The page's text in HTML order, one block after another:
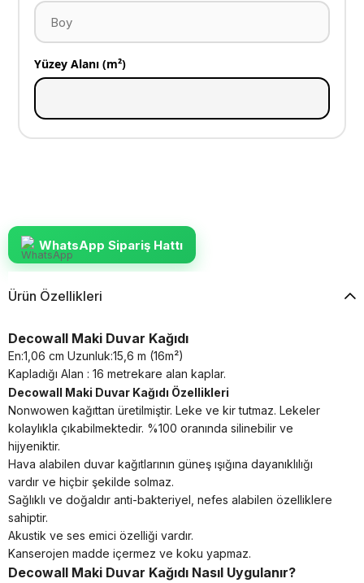
Yüzey Alanı (m²)
WhatsApp Sipariş Hattı
Ürün Özellikleri
Decowall Maki Duvar Kağıdı
En:1,06 cm Uzunluk:15,6 m (16m²)
Kapladığı Alan : 16 metrekare alan kaplar.
Decowall Maki Duvar Kağıdı Özellikleri
Nonwowen kağıttan üretilmiştir. Leke ve kir tutmaz. Lekeler
kolaylıkla çıkabilmektedir. %100 oranında silinebilir ve
hijyeniktir.
Hava alabilen duvar kağıtlarının güneş ışığına dayanıklılığı
vardır ve hiçbir şekilde solmaz.
Sağlıklı ve doğaldır anti-bakteriyel, nefes alabilen özelliklere
sahiptir.
Akustik ve ses emici özelliği vardır.
Kanserojen madde içermez ve koku yapmaz.
Decowall Maki Duvar Kağıdı Nasıl Uygulanır?